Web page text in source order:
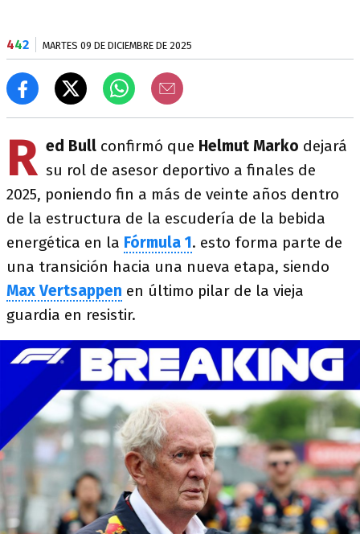
442 MARTES 09 DE DICIEMBRE DE 2025
R ed Bull confirmó que Helmut Marko dejará
su rol de asesor deportivo a finales de
2025, poniendo fin a más de veinte años dentro
de la estructura de la escudería de la bebida
energética en la Fórmula 1. esto forma parte de
una transición hacia una nueva etapa, siendo
Max Vertsappen en último pilar de la vieja
guardia en resistir.